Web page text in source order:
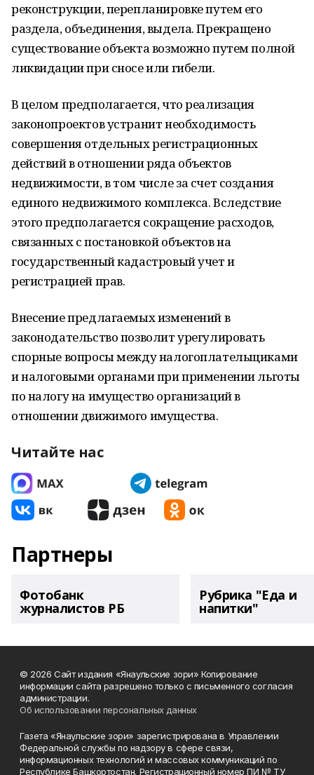
реконструкции, перепланировке путем его
раздела, объединения, выдела. Прекращено
существование объекта возможно путем полной
ликвидации при сносе или гибели.
В целом предполагается, что реализация
законопроектов устранит необходимость
совершения отдельных регистрационных
действий в отношении ряда объектов
недвижимости, в том числе за счет создания
единого недвижимого комплекса. Вследствие
этого предполагается сокращение расходов,
связанных с постановкой объектов на
государственный кадастровый учет и
регистрацией прав.
Внесение предлагаемых изменений в
законодательство позволит урегулировать
спорные вопросы между налогоплательщиками
и налоговыми органами при применении льготы
по налогу на имущество организаций в
отношении движимого имущества.
Читайте нас
Партнеры
Фотобанк
журналистов РБ
Рубрика "Еда и
напитки"
© 2026 Сайт издания «Янаульские зори» Копирование
информации сайта разрешено только с письменного согласия
администрации.
Об использовании персональных данных
Газета «Янаульские зори» зарегистрирована в Управлении
Федеральной службы по надзору в сфере связи,
информационных технологий и массовых коммуникаций по
Республике Башкортостан. Регистрационный номер ПИ № ТУ